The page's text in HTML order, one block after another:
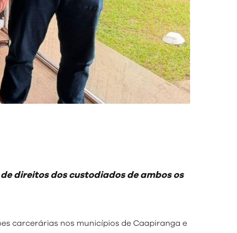
direitos dos custodiados de ambos os
carcerárias nos municípios de Caapiranga e